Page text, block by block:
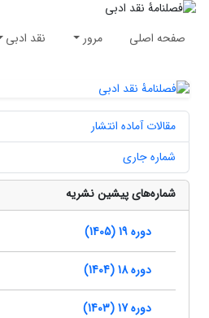
صفحه اصلی مرور نقد ادبی
مقالات آماده انتشار
شماره جاری
شماره‌های پیشین نشریه
دوره 19 (1405)
دوره 18 (1404)
دوره 17 (1403)